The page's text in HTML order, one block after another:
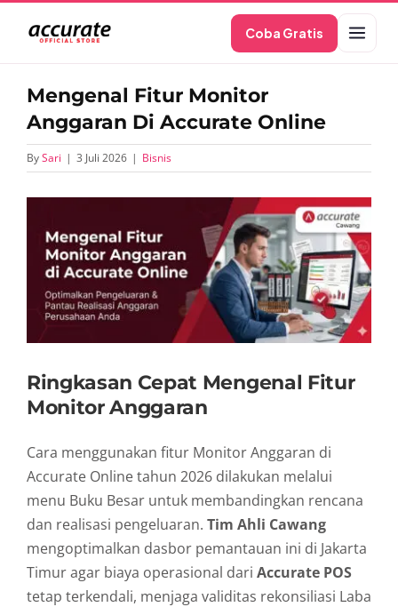
content
Coba Gratis
Mengenal Fitur Monitor
Anggaran Di Accurate Online
BySari | 3 Juli 2026 | Bisnis
Larger
Image
Ringkasan Cepat Mengenal Fitur
Monitor Anggaran
Cara menggunakan fitur Monitor Anggaran di
Accurate Online tahun 2026 dilakukan melalui
menu Buku Besar untuk membandingkan rencana
dan realisasi pengeluaran. Tim Ahli Cawang
mengoptimalkan dasbor pemantauan ini di Jakarta
Timur agar biaya operasional dari Accurate POS
tetap terkendali, menjaga validitas rekonsiliasi Laba